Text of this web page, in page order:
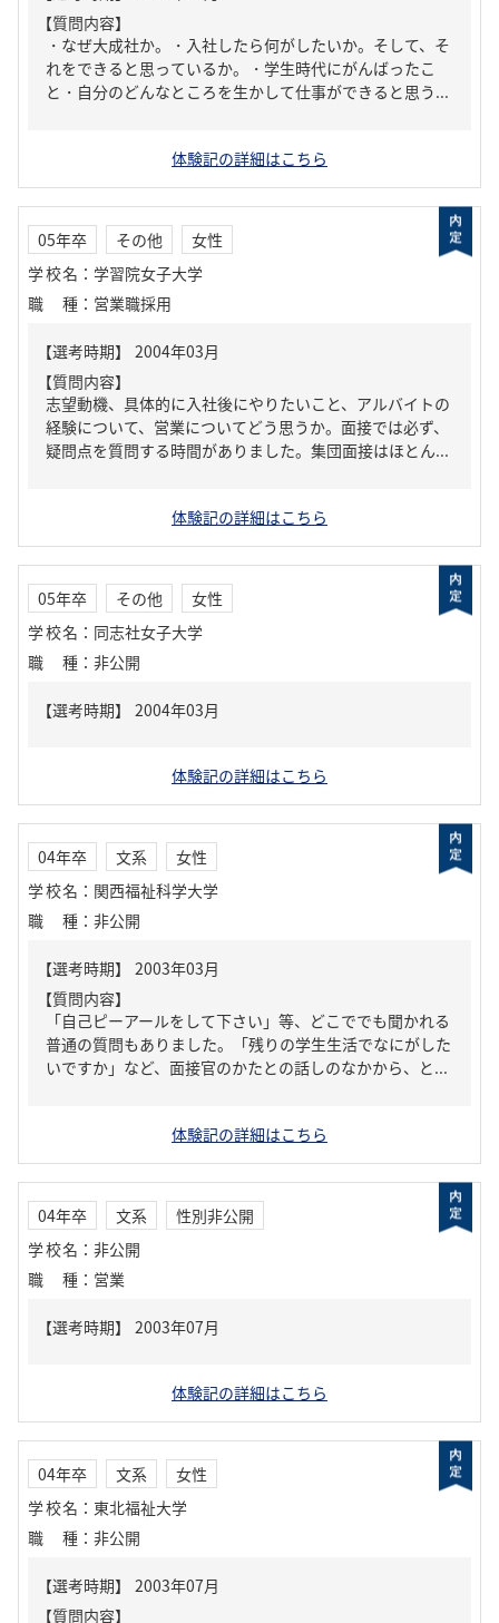
【質問内容】
・なぜ大成社か。・入社したら何がしたいか。そして、そ
れをできると思っているか。・学生時代にがんばったこ
と・自分のどんなところを生かして仕事ができると思う...
体験記の詳細はこちら
05年卒 その他
女性
学校名 ： 学習院女子大学
職種 ： 営業職採用
【質問内容】
志望動機、具体的に入社後にやりたいこと、アルバイトの
経験について、営業についてどう思うか。面接では必ず、
疑問点を質問する時間がありました。集団面接はほとん...
体験記の詳細はこちら
05年卒 その他
女性
学校名 ： 同志社女子大学
職種 ： 非公開
体験記の詳細はこちら
04年卒 文系
女性
学校名 ： 関西福祉科学大学
職種 ： 非公開
【質問内容】
「自己ピーアールをして下さい」等、どこででも聞かれる
普通の質問もありました。「残りの学生生活でなにがした
いですか」など、面接官のかたとの話しのなかから、と...
体験記の詳細はこちら
04年卒 文系
性別非公開
学校名 ： 非公開
職種 ： 営業
体験記の詳細はこちら
04年卒 文系
女性
学校名 ： 東北福祉大学
職種 ： 非公開
【質問内容】